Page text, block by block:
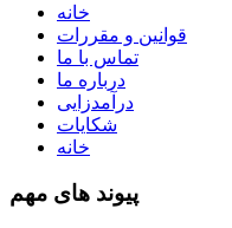
خانه
قوانین و مقررات
تماس با ما
درباره ما
درآمدزایی
شکایات
خانه
پیوند های مهم